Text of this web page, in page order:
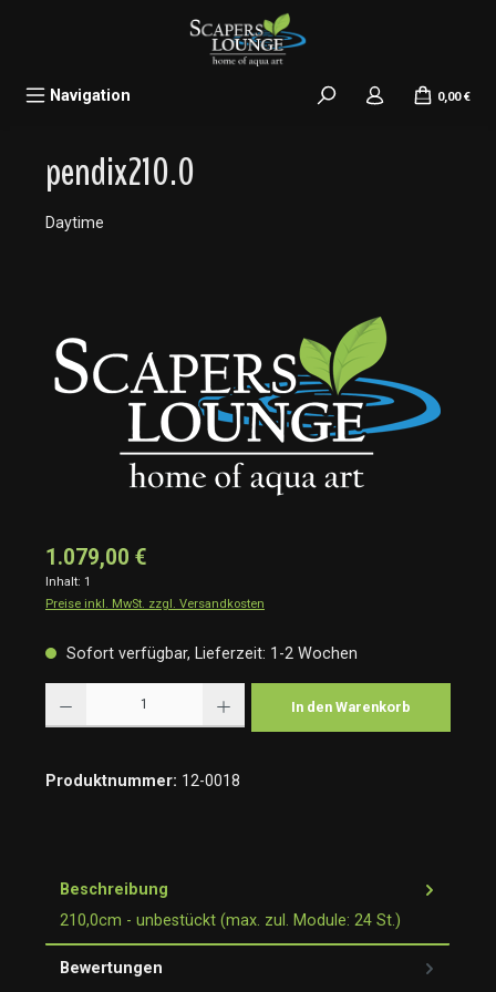
Navigation 0,00 €
pendix210.0
Daytime
1.079,00 €
Inhalt: 1
Preise inkl. MwSt. zzgl. Versandkosten
Sofort verfügbar, Lieferzeit: 1-2 Wochen
In den Warenkorb
Produktnummer: 12-0018
Beschreibung
210,0cm - unbestückt (max. zul. Module: 24 St.)
Bewertungen